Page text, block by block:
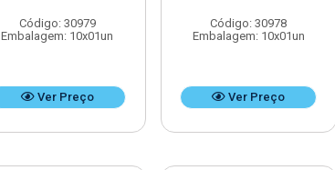
Código: 30979
Embalagem: 10x01un
Ver Preço
Código: 30978
Embalagem: 10x01un
Ver Preço